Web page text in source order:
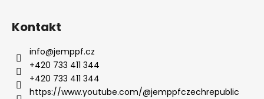
Kontakt
info@jemppf.cz
+420 733 411 344
+420 733 411 344
https://www.youtube.com/@jemppfczechrepublic